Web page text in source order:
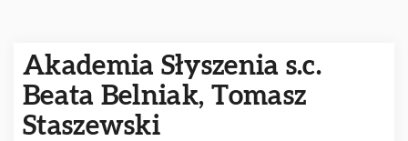
Akademia Słyszenia s.c.
Beata Belniak, Tomasz
Staszewski